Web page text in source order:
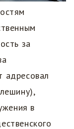
за
адресовал
в